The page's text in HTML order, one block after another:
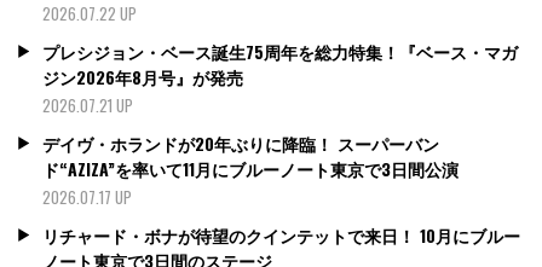
2026.07.22 UP
プレシジョン・ベース誕生75周年を総力特集！『ベース・マガ
ジン2026年8月号』が発売
2026.07.21 UP
デイヴ・ホランドが20年ぶりに降臨！ スーパーバン
ド“AZIZA”を率いて11月にブルーノート東京で3日間公演
2026.07.17 UP
リチャード・ボナが待望のクインテットで来日！ 10月にブルー
ノート東京で3日間のステージ